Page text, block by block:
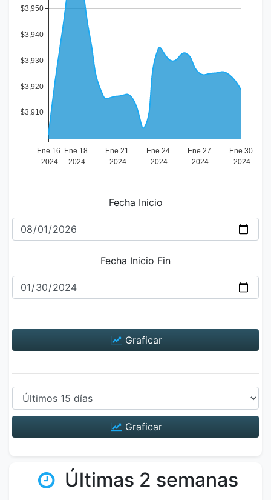
Fecha Inicio
Fecha Inicio Fin
Graficar
Graficar
Últimas 2 semanas